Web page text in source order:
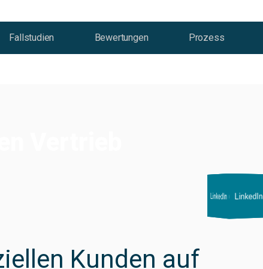
Fallstudien Bewertungen Prozess
LinkedInLinkedIn
LinkedIn
LinkedIn
Kunden auf